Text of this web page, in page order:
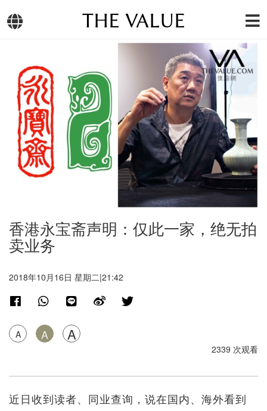
THE VALUE
香港永宝斋声明：仅此一家，绝无拍
卖业务
2018年10月16日 星期二|21:42
A A A
2339 次观看
近日收到读者、同业查询，说在国内、海外看到